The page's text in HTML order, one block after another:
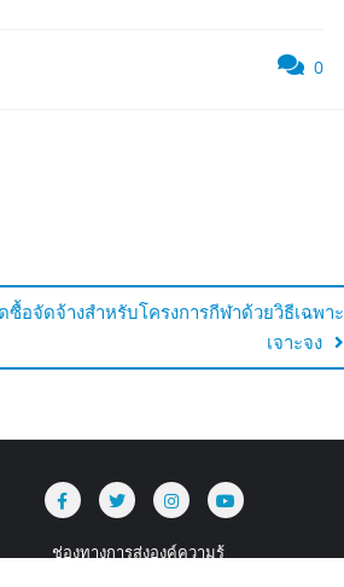
0
ซื้อจัดจ้างสำหรับโครงการกีฬาด้วยวิธีเฉพาะ
เจาะจง
ช่องทางการส่งองค์ความรู้